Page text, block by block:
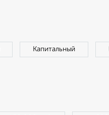
Капитальный